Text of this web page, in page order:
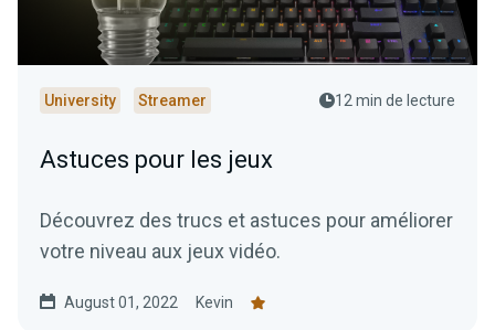
University Streamer 12 min de lecture
Astuces pour les jeux
Découvrez des trucs et astuces pour améliorer
votre niveau aux jeux vidéo.
August 01, 2022 Kevin